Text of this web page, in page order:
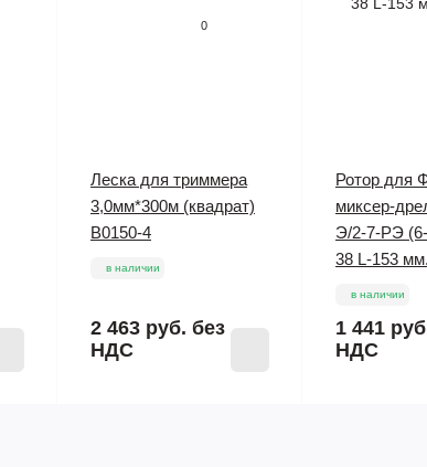
0
Леска для триммера
3,0мм*300м (квадрат)
B0150-4
в наличии
2 463 руб. без
НДС
Ротор для
миксер-
Э/2-7-РЭ
38 L-153
в наличии
1 441
НДС